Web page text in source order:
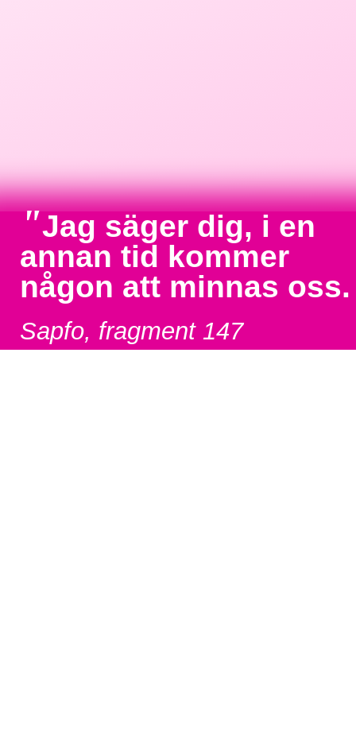
"Jag säger dig, i en
annan tid kommer
någon att minnas oss.
Sapfo, fragment 147